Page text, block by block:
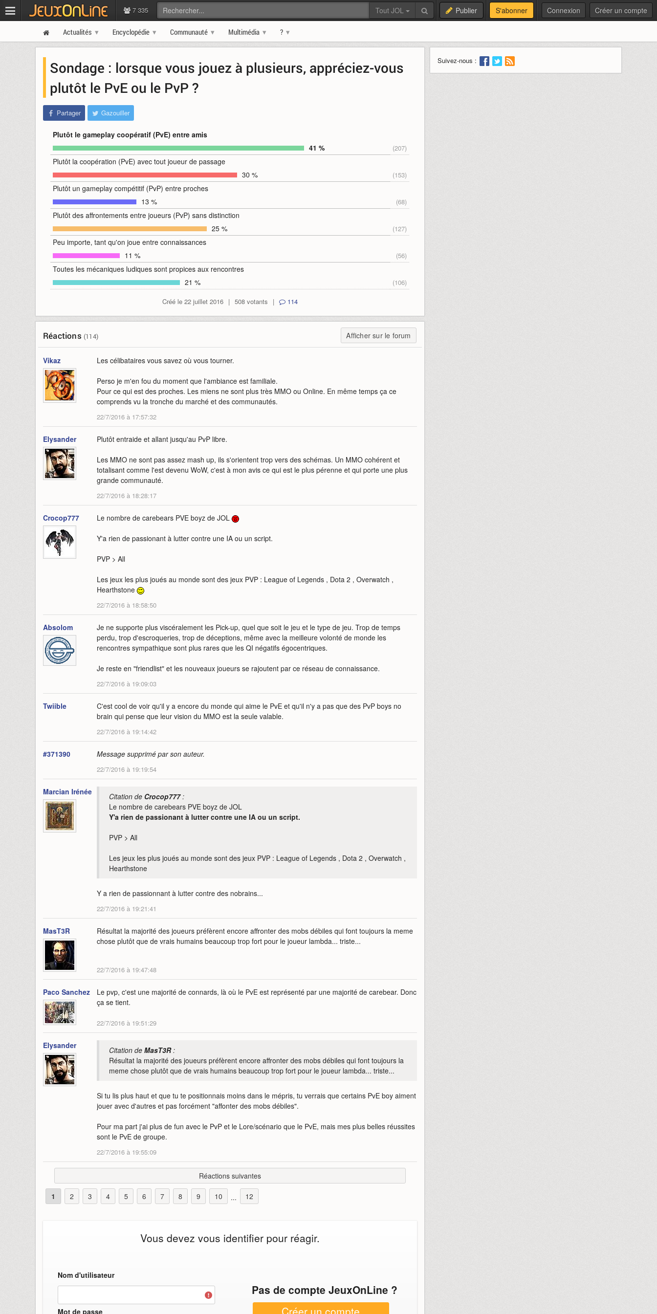
7 335 Tout JOL Publier S'abonner Connexion Créer un compte
Actualités Encyclopédie Communauté Multimédia ?
Sondage : lorsque vous jouez à plusieurs, appréciez-vous
plutôt le PvE ou le PvP ?
Partager Gazouiller
Plutôt le gameplay coopératif (PvE) entre amis
41 %
(207)
Plutôt la coopération (PvE) avec tout joueur de passage
30 %
(153)
Plutôt un gameplay compétitif (PvP) entre proches
13 %
(68)
Plutôt des affrontements entre joueurs (PvP) sans distinction
25 %
(127)
Peu importe, tant qu'on joue entre connaissances
11 %
(56)
Toutes les mécaniques ludiques sont propices aux rencontres
21 %
(106)
Créé le 22 juillet 2016 | 508 votants | 114
Réactions (114) Afficher sur le forum
Vikaz Les célibataires vous savez où vous tourner.
Perso je m'en fou du moment que l'ambiance est familiale.
Pour ce qui est des proches. Les miens ne sont plus très MMO ou Online. En même temps ça ce
comprends vu la tronche du marché et des communautés.
22/7/2016 à 17:57:32
Elysander Plutôt entraide et allant jusqu'au PvP libre.
Les MMO ne sont pas assez mash up, ils s'orientent trop vers des schémas. Un MMO cohérent et
totalisant comme l'est devenu WoW, c'est à mon avis ce qui est le plus pérenne et qui porte une plus
grande communauté.
22/7/2016 à 18:28:17
Crocop777 Le nombre de carebears PVE boyz de JOL
Y'a rien de passionant à lutter contre une IA ou un script.
PVP > All
Les jeux les plus joués au monde sont des jeux PVP : League of Legends , Dota 2 , Overwatch ,
Hearthstone
22/7/2016 à 18:58:50
Absolom
Je ne supporte plus viscéralement les Pick-up, quel que soit le jeu et le type de jeu. Trop de temps
perdu, trop d'escroqueries, trop de déceptions, même avec la meilleure volonté de monde les
rencontres sympathique sont plus rares que les QI négatifs égocentriques.
Je reste en "friendlist" et les nouveaux joueurs se rajoutent par ce réseau de connaissance.
22/7/2016 à 19:09:03
Twiible
C'est cool de voir qu'il y a encore du monde qui aime le PvE et qu'il n'y a pas que des PvP boys no
brain qui pense que leur vision du MMO est la seule valable.
22/7/2016 à 19:14:42
#371390 Message supprimé par son auteur.
22/7/2016 à 19:19:54
Marcian Irénée Citation de Crocop777:
Le nombre de carebears PVE boyz de JOL
Y'a rien de passionant à lutter contre une IA ou un script.
PVP > All
Les jeux les plus joués au monde sont des jeux PVP : League of Legends , Dota 2 , Overwatch ,
Hearthstone
Y a rien de passionnant à lutter contre des nobrains...
22/7/2016 à 19:21:41
MasT3R
Résultat la majorité des joueurs préfèrent encore affronter des mobs débiles qui font toujours la meme
chose plutôt que de vrais humains beaucoup trop fort pour le joueur lambda... triste...
22/7/2016 à 19:47:48
Paco Sanchez
Le pvp, c'est une majorité de connards, là où le PvE est représenté par une majorité de carebear. Donc
ça se tient.
22/7/2016 à 19:51:29
Elysander Citation de MasT3R:
Résultat la majorité des joueurs préfèrent encore affronter des mobs débiles qui font toujours la
meme chose plutôt que de vrais humains beaucoup trop fort pour le joueur lambda... triste...
Si tu lis plus haut et que tu te positionnais moins dans le mépris, tu verrais que certains PvE boy aiment
jouer avec d'autres et pas forcément "affonter des mobs débiles".
Pour ma part j'ai plus de fun avec le PvP et le Lore/scénario que le PvE, mais mes plus belles réussites
sont le PvE de groupe.
22/7/2016 à 19:55:09
Réactions suivantes
1 2 3 4 5 6 7 8 9 10 ... 12
Vous devez vous identifier pour réagir.
Nom d'utilisateur
Mot de passe
Pas de compte JeuxOnLine ?
Suivez-nous :